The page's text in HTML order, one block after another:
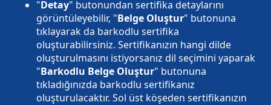
"Detay" butonundan sertifika detaylarını
görüntüleyebilir, "Belge Oluştur" butonuna
tıklayarak da barkodlu sertifika
oluşturabilirsiniz. Sertifikanızın hangi dilde
oluşturulmasını istiyorsanız dil seçimini yaparak
"Barkodlu Belge Oluştur" butonuna
tıkladığınızda barkodlu sertifikanız
oluşturulacaktır. Sol üst köşeden sertifikanızın